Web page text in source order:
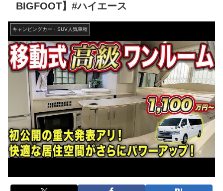
BIGFOOT】#ハイエース
キャンピングカー・SUV人気車種